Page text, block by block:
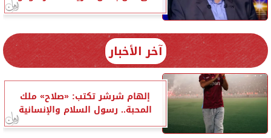
آخر الأخبار
إلهام شرشر تكتب: «صلاح» ملك
المحبة.. رسول السلام والإنسانية